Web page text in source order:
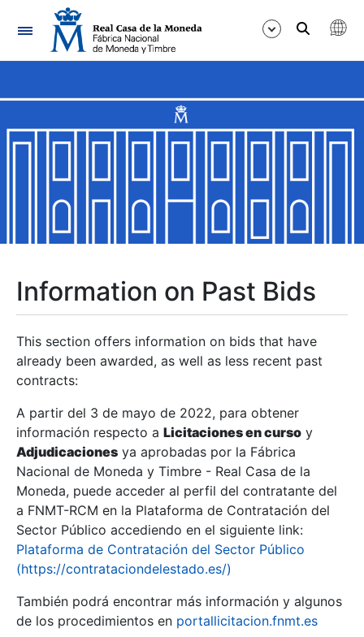
Navigation
Show/Hide
Show/Hide
Show/Hide
Show/Hide
Show/Hide
Information on Past Bids
This section offers information on bids that have
already been awarded, as well as less recent past
contracts:
A partir del 3 de mayo de 2022, para obtener
información respecto a Licitaciones en curso y
Adjudicaciones ya aprobadas por la Fábrica
Nacional de Moneda y Timbre - Real Casa de la
Moneda, puede acceder al perfil del contratante del
a FNMT-RCM en la Plataforma de Contratación del
Sector Público accediendo en el siguiente link:
Plataforma de Contratación del Sector Público
(https://contrataciondelestado.es/)
También podrá encontrar más información y algunos
de los procedimientos en portallicitacion.fnmt.es